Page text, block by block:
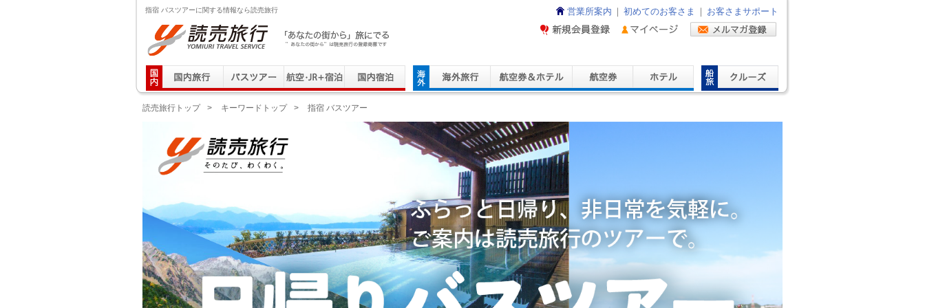
指宿 バスツアーに関する情報なら読売旅行
読売旅行 「あなたの街から」旅にでる｜Yomiuri Travel Service
営業所案内 初めてのお客さま お客さまサポート
読売旅行トップ > キーワードトップ > 指宿 バスツアー